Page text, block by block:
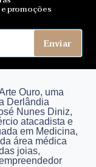
promoções
Enviar
Ouro, uma
Derlândia
Nunes Diniz,
atacadista e
em Medicina,
área médica
joias,